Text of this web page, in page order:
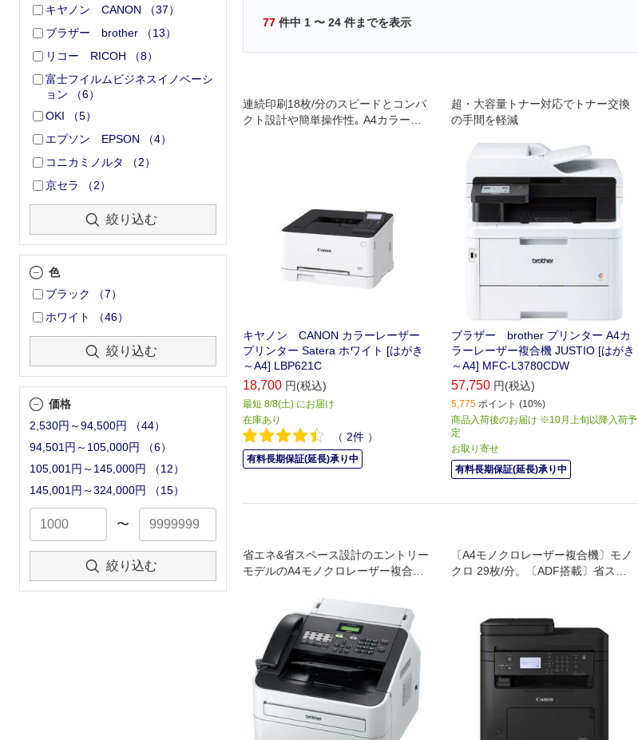
キヤノン CANON
（37）
ブラザー brother
（13）
リコー RICOH
（8）
富士フイルムビジネスイノベーシ
ョン
（6）
OKI
（5）
エプソン EPSON
（4）
コニカミノルタ
（2）
京セラ
（2）
絞り込む
色
ブラック
（7）
ホワイト
（46）
絞り込む
価格
2,530円～94,500円
（44）
94,501円～105,000円
（6）
105,001円～145,000円
（12）
145,001円～324,000円
（15）
〜
絞り込む
77 件中 1 〜 24 件までを表示
連続印刷18枚/分のスピードとコンパ
クト設計や簡単操作性｡ A4カラーの
キヤノン CANON カラーレーザー
プリンター Satera ホワイト [はがき
～A4] LBP621C
18,700 円(税込)
最短 8/8(土) にお届け
在庫あり
（ 2件 ）
有料長期保証(延長)承り中
超・大容量トナー対応でトナー交換
の手間を軽減
ブラザー brother プリンター A4カ
ラーレーザー複合機 JUSTIO [はがき
～A4] MFC-L3780CDW
57,750 円(税込)
5,775 ポイント (10%)
商品入荷後のお届け ※10月上旬以降入荷予
定
お取り寄せ
有料長期保証(延長)承り中
省エネ&省スペース設計のエントリー
モデルのA4モノクロレーザー複合
〔A4モノクロレーザー複合機〕モノ
クロ 29枚/分。〔ADF搭載〕省スペ